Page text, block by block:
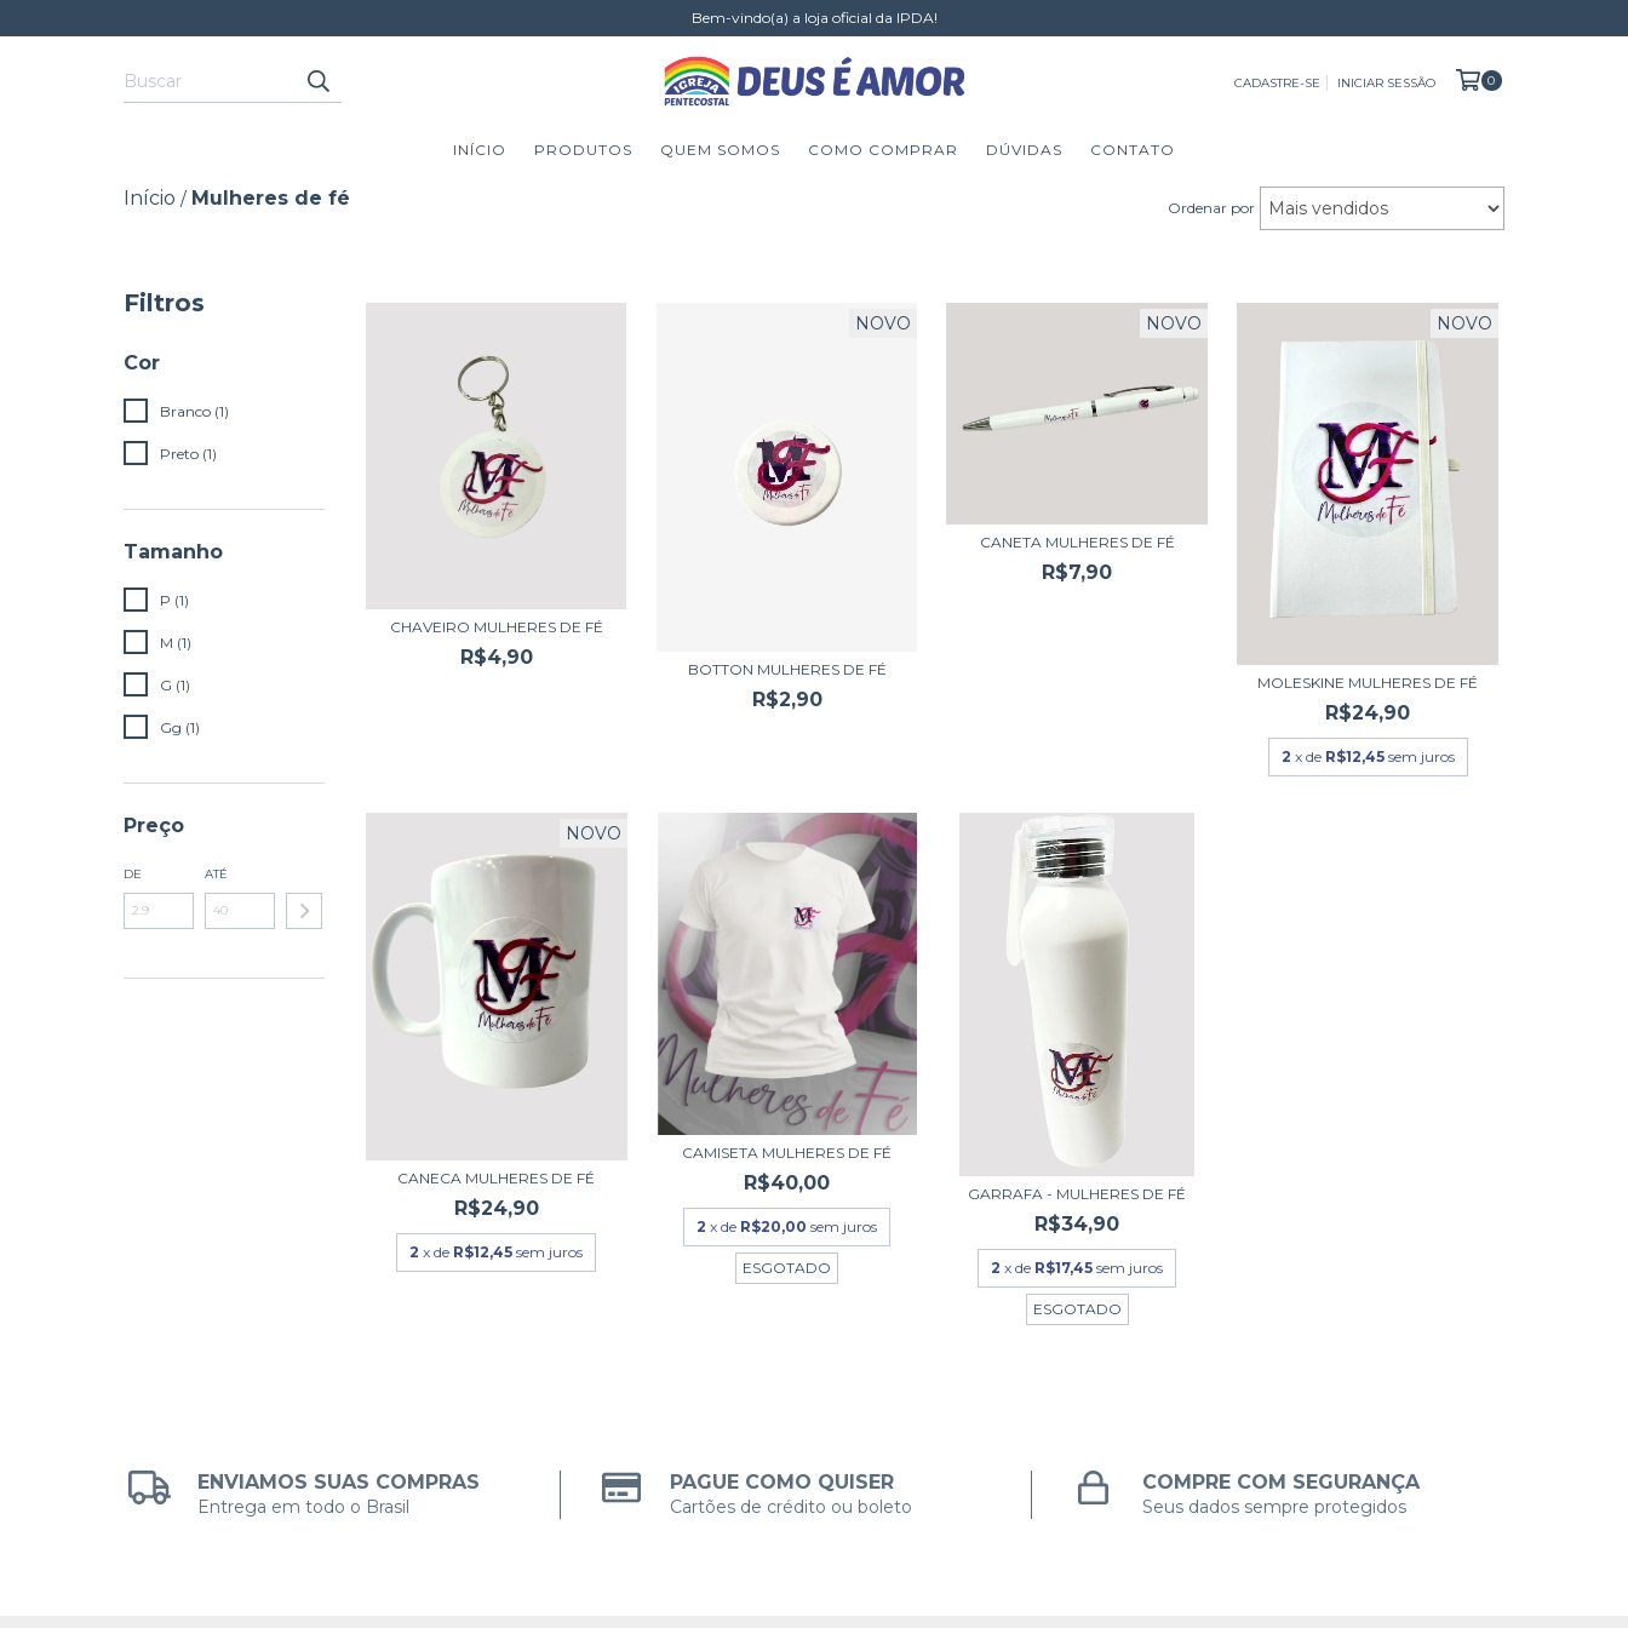
Bem-vindo(a) a loja oficial da IPDA!
CADASTRE-SE INICIAR SESSÃO 0
INÍCIO PRODUTOS QUEM SOMOS COMO COMPRAR DÚVIDAS CONTATO
Início / Mulheres de fé Ordenar por
Filtros
Cor
Branco (1)
Preto (1)
Tamanho
P (1)
M (1)
G (1)
Gg (1)
Preço
DE ATÉ
CHAVEIRO MULHERES DE FÉ
R$4,90
NOVO
BOTTON MULHERES DE FÉ
R$2,90
NOVO
CANETA MULHERES DE FÉ
R$7,90
NOVO
MOLESKINE MULHERES DE FÉ
R$24,90
2 x de R$12,45 sem juros
NOVO
CANECA MULHERES DE FÉ
R$24,90
2 x de R$12,45 sem juros
CAMISETA MULHERES DE FÉ
R$40,00
2 x de R$20,00 sem juros
ESGOTADO
GARRAFA - MULHERES DE FÉ
R$34,90
2 x de R$17,45 sem juros
ESGOTADO
ENVIAMOS SUAS COMPRAS
Entrega em todo o Brasil
PAGUE COMO QUISER
Cartões de crédito ou boleto
COMPRE COM SEGURANÇA
Seus dados sempre protegidos